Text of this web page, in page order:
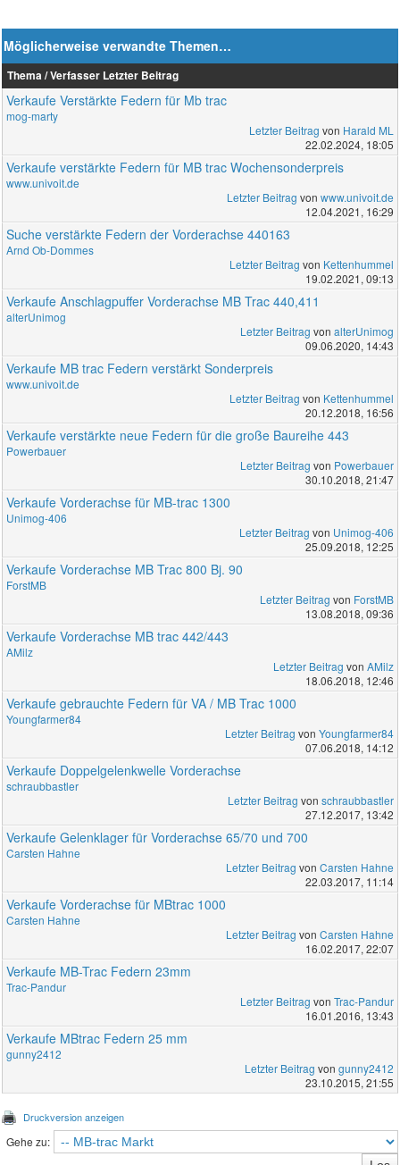
Möglicherweise verwandte Themen…
Thema / Verfasser Letzter Beitrag
Verkaufe Verstärkte Federn für Mb trac
mog-marty
Letzter Beitrag von Harald ML
22.02.2024, 18:05
Verkaufe verstärkte Federn für MB trac Wochensonderpreis
www.univoit.de
Letzter Beitrag von www.univoit.de
12.04.2021, 16:29
Suche verstärkte Federn der Vorderachse 440163
Arnd Ob-Dommes
Letzter Beitrag von Kettenhummel
19.02.2021, 09:13
Verkaufe Anschlagpuffer Vorderachse MB Trac 440,411
alterUnimog
Letzter Beitrag von alterUnimog
09.06.2020, 14:43
Verkaufe MB trac Federn verstärkt Sonderpreis
www.univoit.de
Letzter Beitrag von Kettenhummel
20.12.2018, 16:56
Verkaufe verstärkte neue Federn für die große Baureihe 443
Powerbauer
Letzter Beitrag von Powerbauer
30.10.2018, 21:47
Verkaufe Vorderachse für MB-trac 1300
Unimog-406
Letzter Beitrag von Unimog-406
25.09.2018, 12:25
Verkaufe Vorderachse MB Trac 800 Bj. 90
ForstMB
Letzter Beitrag von ForstMB
13.08.2018, 09:36
Verkaufe Vorderachse MB trac 442/443
AMilz
Letzter Beitrag von AMilz
18.06.2018, 12:46
Verkaufe gebrauchte Federn für VA / MB Trac 1000
Youngfarmer84
Letzter Beitrag von Youngfarmer84
07.06.2018, 14:12
Verkaufe Doppelgelenkwelle Vorderachse
schraubbastler
Letzter Beitrag von schraubbastler
27.12.2017, 13:42
Verkaufe Gelenklager für Vorderachse 65/70 und 700
Carsten Hahne
Letzter Beitrag von Carsten Hahne
22.03.2017, 11:14
Verkaufe Vorderachse für MBtrac 1000
Carsten Hahne
Letzter Beitrag von Carsten Hahne
16.02.2017, 22:07
Verkaufe MB-Trac Federn 23mm
Trac-Pandur
Letzter Beitrag von Trac-Pandur
16.01.2016, 13:43
Verkaufe MBtrac Federn 25 mm
gunny2412
Letzter Beitrag von gunny2412
23.10.2015, 21:55
Druckversion anzeigen
Gehe zu: